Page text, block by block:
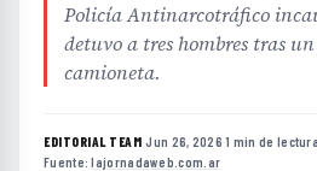
Policía Antinarcotráfico
detuvo a tres hombres tras
camioneta.
EDITORIAL TEAM·Jun 26, 2026·1 min de lectura
Fuente:lajornadaweb.com.ar